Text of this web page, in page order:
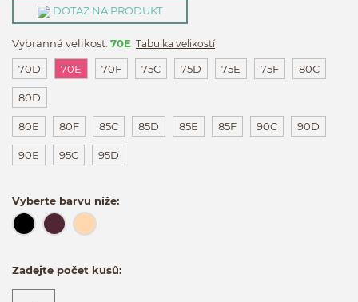
DOTAZ NA PRODUKT
Vybranná velikost: 70E Tabulka velikostí
70D 70E 70F 75C 75D 75E 75F 80C
80D
80E 80F 85C 85D 85E 85F 90C 90D
90E 95C 95D
Vyberte barvu níže:
Zadejte počet kusů: